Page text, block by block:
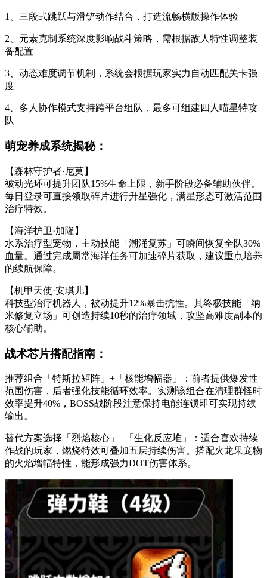
1、三段式跳跃与滑铲动作结合，打造流畅横版操作体验
2、元素克制系统深度影响战斗策略，需根据敌人特性调整装
备配置
3、动态难度调节机制，系统会根据玩家实力自动匹配关卡强
度
4、多人协作模式支持跨平台组队，最多可组建四人喵星特攻
队
萌宠养成系统揭秘：
【森林守护者·尼莫】
被动光环可提升团队15%生命上限，新手阶段必备辅助伙伴。
每日登录可直接领取碎片进行升星强化，满星形态可激活范围
治疗特效。
【海洋护卫·加隆】
水系治疗型宠物，主动技能「潮涌复苏」可瞬间恢复全队30%
血量。通过完成周常海洋任务可加速碎片获取，建议重点培养
的续航保障。
【机甲天使·安琪儿】
科技型治疗机器人，被动提升12%暴击抗性。其终极技能「纳
米修复立场」可创造持续10秒的治疗领域，攻坚高难度副本的
核心辅助。
战术芯片搭配指南：
推荐组合「特斯拉矩阵」+「核能增幅器」：前者提供爆发性
范围伤害，后者强化技能循环效率。实测该组合在清理群怪时
效率提升40%，BOSS战阶段注意保持电能连锁即可实现持续
输出。
替代方案选择「烈焰核心」+「生化反应堆」：适合喜欢持续
作战的玩家，燃烧特效可叠加五层持续伤害。搭配火龙果宠物
的火焰增幅特性，能形成强力DOT伤害体系。